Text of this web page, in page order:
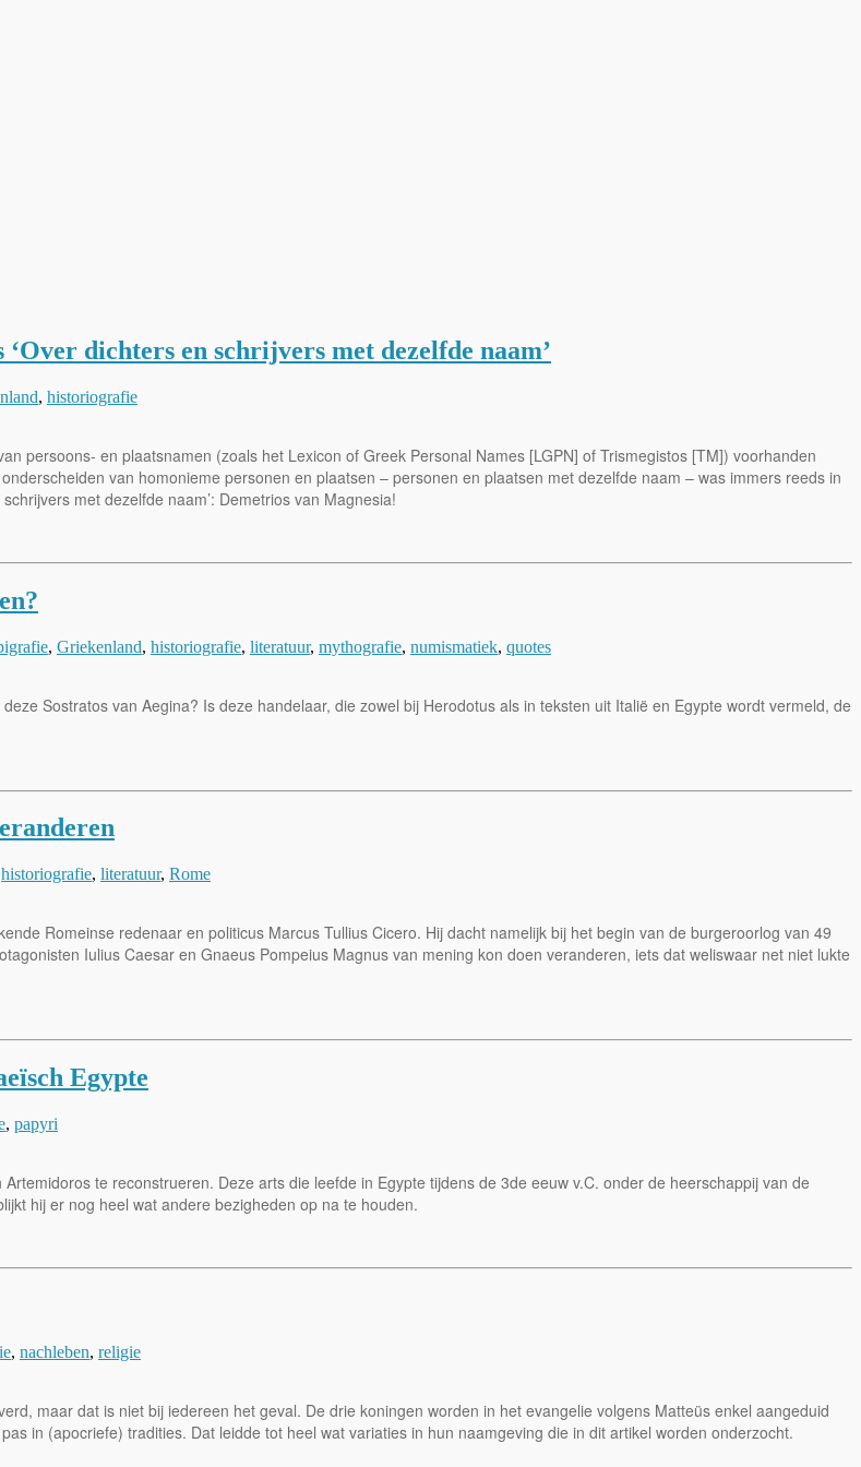
dichters en schrijvers met dezelfde naam’
, historiografie
persoons- en plaatsnamen (zoals het Lexicon of Greek Personal Names [LGPN] of Trismegistos [TM]) voorhanden
van homonieme personen en plaatsen – personen en plaatsen met dezelfde naam – was immers reeds in
met dezelfde naam’: Demetrios van Magnesia!
, Griekenland, historiografie, literatuur, mythografie, numismatiek, quotes
Sostratos van Aegina? Is deze handelaar, die zowel bij Herodotus als in teksten uit Italië en Egypte wordt vermeld, de
historiografie, literatuur, Rome
Romeinse redenaar en politicus Marcus Tullius Cicero. Hij dacht namelijk bij het begin van de burgeroorlog van 49
Iulius Caesar en Gnaeus Pompeius Magnus van mening kon doen veranderen, iets dat weliswaar net niet lukte
Egypte
, papyri
te reconstrueren. Deze arts die leefde in Egypte tijdens de 3de eeuw v.C. onder de heerschappij van de
hij er nog heel wat andere bezigheden op na te houden.
, nachleben, religie
maar dat is niet bij iedereen het geval. De drie koningen worden in het evangelie volgens Matteüs enkel aangeduid
in (apocriefe) tradities. Dat leidde tot heel wat variaties in hun naamgeving die in dit artikel worden onderzocht.